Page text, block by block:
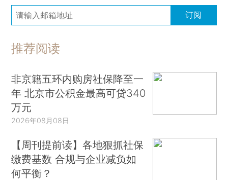
订阅
推荐阅读
非京籍五环内购房社保降至一
年 北京市公积金最高可贷340
万元
2026年08月08日
【周刊提前读】各地狠抓社保
缴费基数 合规与企业减负如
何平衡？